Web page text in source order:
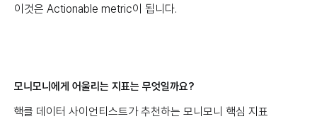
이것은 Actionable metric이 됩니다.
모니모니에게 어울리는 지표는 무엇일까요?
핵클 데이터 사이언티스트가 추천하는 모니모니 핵심 지표